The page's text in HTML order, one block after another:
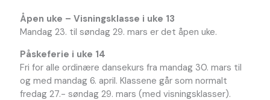
Åpen uke – Visningsklasse i uke 13
Mandag 23. til søndag 29. mars er det åpen uke.
Påskeferie i uke 14
Fri for alle ordinære dansekurs fra mandag 30. mars til
og med mandag 6. april. Klassene går som normalt
fredag 27.- søndag 29. mars (med visningsklasser).